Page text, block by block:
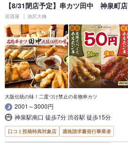
【8/31閉店予定】串カツ田中 神泉町店
居酒屋 池尻大橋
大阪伝統の味！二度づけ禁止の名物串カツ
2001～3000円
神泉駅南口 徒歩7分 渋谷駅 徒歩15分
口コミ投稿特典対象店 適格請求書発行事業者